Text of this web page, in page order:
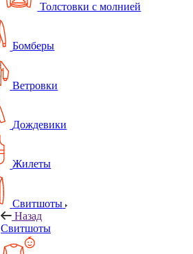
Толстовки с молнией
Бомберы
Ветровки
Дождевики
Жилеты
Свитшоты
Назад
Свитшоты